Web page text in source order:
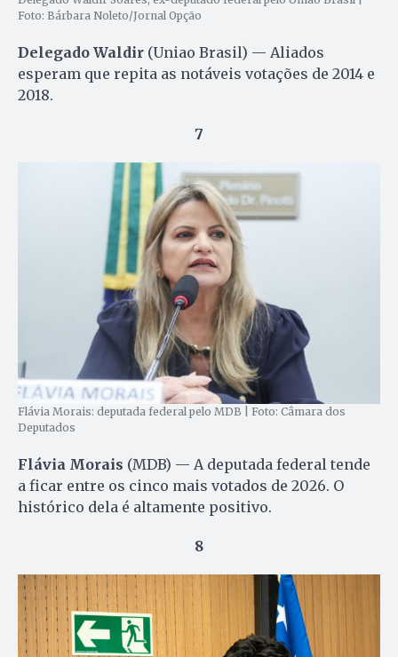
Foto: Bárbara Noleto/Jornal Opção
Delegado Waldir (Uniao Brasil) — Aliados
esperam que repita as notáveis votações de 2014 e
2018.
7
Flávia Morais: deputada federal pelo MDB | Foto: Câmara dos
Deputados
Flávia Morais (MDB) — A deputada federal tende
a ficar entre os cinco mais votados de 2026. O
histórico dela é altamente positivo.
8